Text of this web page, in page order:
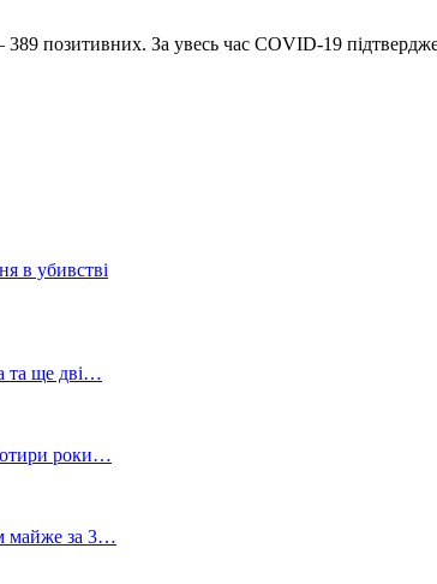
389 позитивних. За увесь час COVID-19
в убивстві
та ще дві…
роки…
майже за 3…